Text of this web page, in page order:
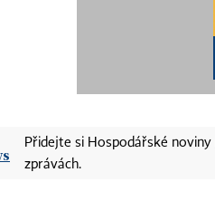
Přidejte si Hospodářské noviny
zprávách.